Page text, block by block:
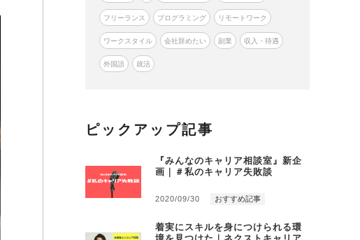
フリーランス プログラミング リモートワーク
ワークスタイル 会社辞めたい 副業 収入・待遇
外国語 就活
ピックアップ記事
『みんなのキャリア相談室』新企
画｜＃私のキャリア失敗談
2020/09/30 おすすめ記事
着実にスキルを身につけられる環